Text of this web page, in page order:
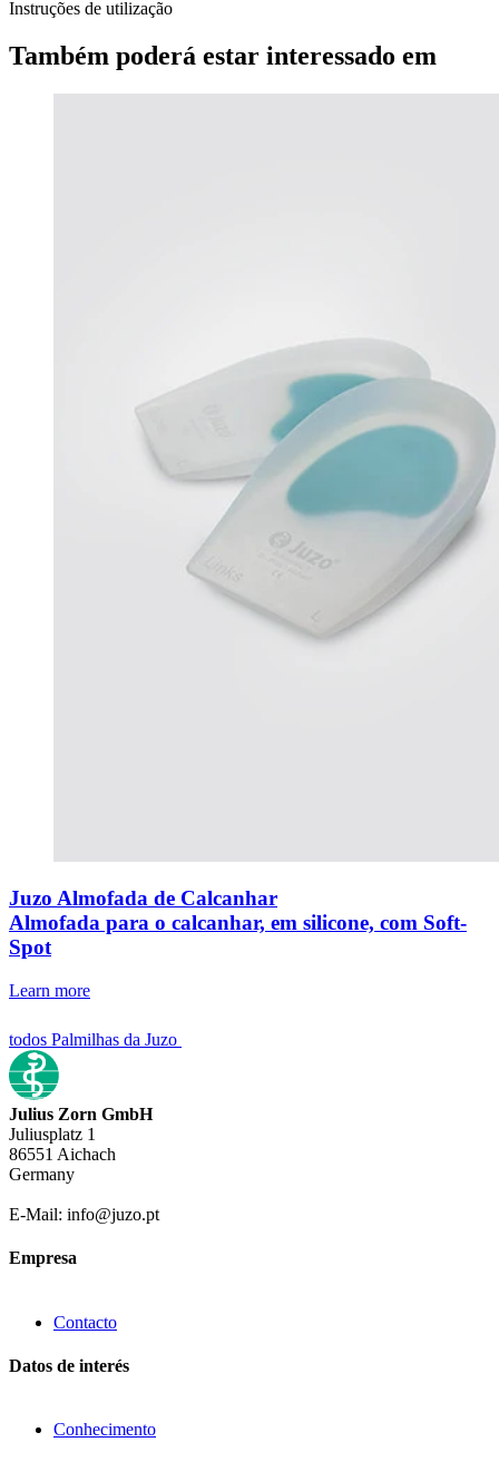
Instruções de utilização
Também poderá estar interessado em
Juzo Almofada de Calcanhar
Almofada para o calcanhar, em silicone, com Soft-
Spot
Learn more
todos Palmilhas da Juzo
Julius Zorn GmbH
Juliusplatz 1
86551 Aichach
Germany
E-Mail: info@juzo.pt
Empresa
Contacto
Datos de interés
Conhecimento